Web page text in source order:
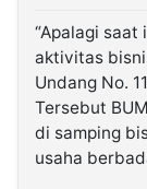
“Apalagi saat
aktivitas
Undang No.
Tersebut
di samping
usaha